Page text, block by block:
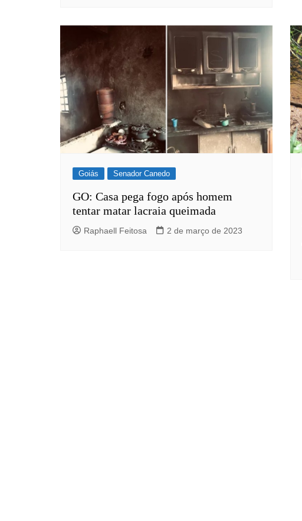
Rubiataba
Santa Isabel
Santa Terezinha de Goiás
São Luiz do Norte
Senador Canedo
Uirapuru
Uruaçu
Uruana
Goiás Senador Canedo
GO: Casa pega fogo após homem
tentar matar lacraia queimada
Raphaell Feitosa 2 de março de 2023